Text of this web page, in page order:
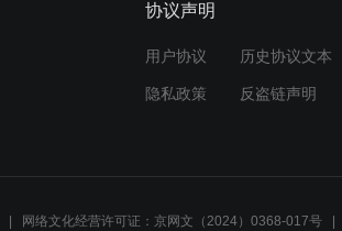
协议声明
用户协议 历史协议文本
隐私政策 反盗链声明
网络文化经营许可证：京网文（2024）0368-017号